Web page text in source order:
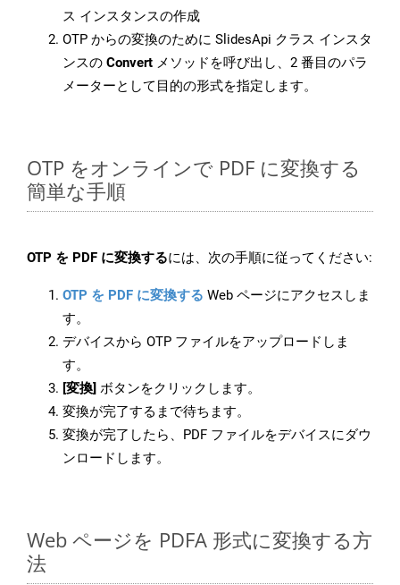
ス インスタンスの作成
OTP からの変換のために SlidesApi クラス インスタ
ンスの Convert メソッドを呼び出し、2 番目のパラ
メーターとして目的の形式を指定します。
OTP をオンラインで PDF に変換する
簡単な手順
OTP を PDF に変換するには、次の手順に従ってください:
OTP を PDF に変換する Web ページにアクセスしま
す。
デバイスから OTP ファイルをアップロードしま
す。
[変換] ボタンをクリックします。
変換が完了するまで待ちます。
変換が完了したら、PDF ファイルをデバイスにダウ
ンロードします。
Web ページを PDFA 形式に変換する方
法